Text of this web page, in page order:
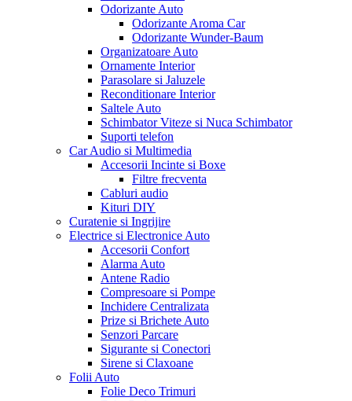
Odorizante Auto
Odorizante Aroma Car
Odorizante Wunder-Baum
Organizatoare Auto
Ornamente Interior
Parasolare si Jaluzele
Reconditionare Interior
Saltele Auto
Schimbator Viteze si Nuca Schimbator
Suporti telefon
Car Audio si Multimedia
Accesorii Incinte si Boxe
Filtre frecventa
Cabluri audio
Kituri DIY
Curatenie si Ingrijire
Electrice si Electronice Auto
Accesorii Confort
Alarma Auto
Antene Radio
Compresoare si Pompe
Inchidere Centralizata
Prize si Brichete Auto
Senzori Parcare
Sigurante si Conectori
Sirene si Claxoane
Folii Auto
Folie Deco Trimuri